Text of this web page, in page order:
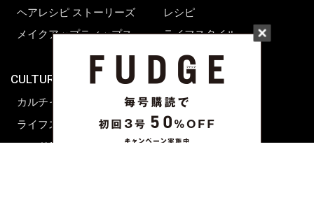
ヘアレシピ ストーリーズ
メイクアップティップス
CULTURE & LIFE
カルチャー
ライフスタイル
フード&ドリンク
レシピ
ライフスタイル
海外生活